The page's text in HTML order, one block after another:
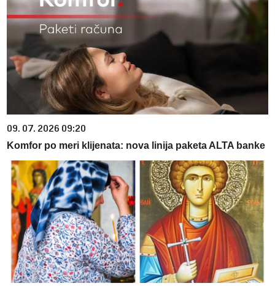
09. 07. 2026 09:20
Komfor po meri klijenata: nova linija paketa ALTA banke